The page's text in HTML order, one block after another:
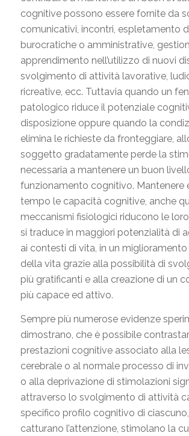
cognitive possono essere fornite da
comunicativi, incontri, espletamento
burocratiche o amministrative,
apprendimento nell’utilizzo di nuovi
svolgimento di attività lavorative,
ricreative, ecc. Tuttavia quando un
patologico riduce il potenziale
disposizione oppure quando la
elimina le richieste da fronteggiare,
soggetto gradatamente perde la
necessaria a mantenere un buon
funzionamento cognitivo. Mantenere
tempo le capacità cognitive, anche
meccanismi fisiologici riducono le
si traduce in maggiori potenzialità di
ai contesti di vita, in un
della vita grazie alla possibilità di
più gratificanti e alla creazione di un
più capace ed attivo.
Sempre più numerose evidenze
dimostrano, che è possibile
prestazioni cognitive associato alla
cerebrale o al normale processo di
o alla deprivazione di stimolazioni
attraverso lo svolgimento di attività
specifico profilo cognitivo di
catturano l’attenzione, stimolano la